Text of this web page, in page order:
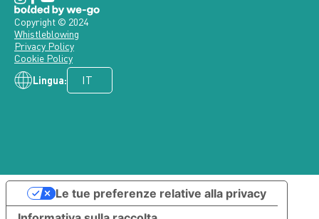
Lingua:
Copyright © 2024
Whistleblowing
Privacy Policy
Cookie Policy
Informativa sulla raccolta
Le tue preferenze relative alla privacy